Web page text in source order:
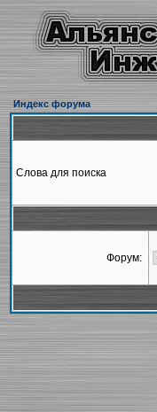
Индекс форума
Слова для поиска
Форум: